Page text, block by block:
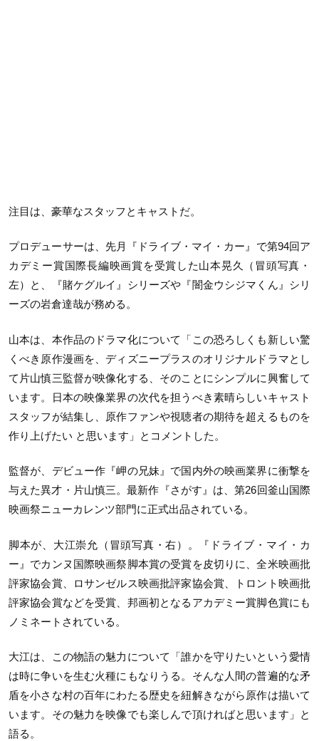
注目は、豪華なスタッフとキャストだ。
プロデューサーは、先月『ドライブ・マイ・カー』で第94回ア
カデミー賞国際長編映画賞を受賞した山本晃久（冒頭写真・
左）と、『賭ケグルイ』シリーズや『闇金ウシジマくん』シリ
ーズの岩倉達哉が務める。
山本は、本作品のドラマ化について「この恐ろしくも新しい驚
くべき原作漫画を、ディズニープラスのオリジナルドラマとし
て片山慎三監督が映像化する、そのことにシンプルに興奮して
います。日本の映像業界の次代を担うべき素晴らしいキャスト
スタッフが結集し、原作ファンや視聴者の期待を超えるものを
作り上げたい と思います」とコメントした。
監督が、デビュー作『岬の兄妹』で国内外の映画業界に衝撃を
与えた異才・片山慎三。最新作『さがす』は、第26回釜山国際
映画祭ニューカレンツ部門に正式出品されている。
脚本が、大江崇允（冒頭写真・右）。『ドライブ・マイ・カ
ー』でカンヌ国際映画祭脚本賞の受賞を皮切りに、全米映画批
評家協会賞、ロサンゼルス映画批評家協会賞、トロント映画批
評家協会賞などを受賞、邦画初となるアカデミー賞脚色賞にも
ノミネートされている。
大江は、この物語の魅力について「誰かを守りたいという愛情
は時に争いを生む火種にもなりうる。そんな人間の普遍的な矛
盾を小さな村の百年にわたる歴史を紐解きながら原作は描いて
います。その魅力を映像でも楽しんで頂ければと思います」と
語る。